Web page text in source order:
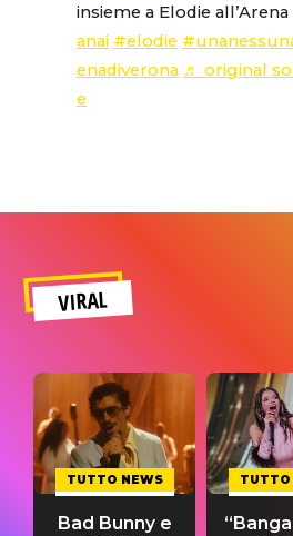
insieme a Elodie
anai #elodie
enadiverona ♬ original
e
VIRAL
TUTTO NEWS
Bad Bunny e
TUTTO